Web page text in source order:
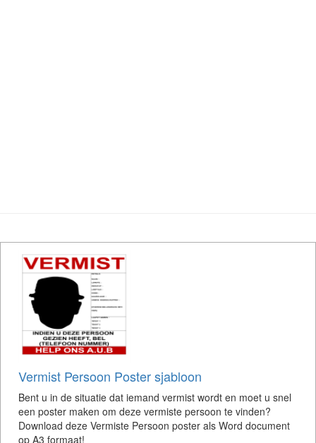
Vermist Persoon Poster sjabloon
Bent u in de situatie dat iemand vermist wordt en moet u snel
een poster maken om deze vermiste persoon te vinden?
Download deze Vermiste Persoon poster als Word document
op A3 formaat!